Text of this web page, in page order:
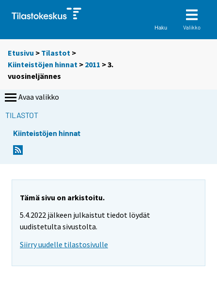
Haku Valikko
Etusivu > Tilastot >
Kiinteistöjen hinnat > 2011 >3.
vuosineljännes
Avaa valikko
TILASTOT
Kiinteistöjen hinnat
Tämä sivu on arkistoitu.
5.4.2022 jälkeen julkaistut tiedot löydät
uudistetulta sivustolta.
Siirry uudelle tilastosivulle